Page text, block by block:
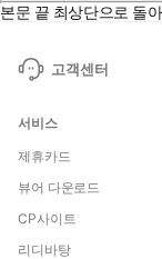
본문 끝 최상단으로 돌
고객센터
서비스
제휴카드
뷰어 다운로드
CP사이트
리디바탕